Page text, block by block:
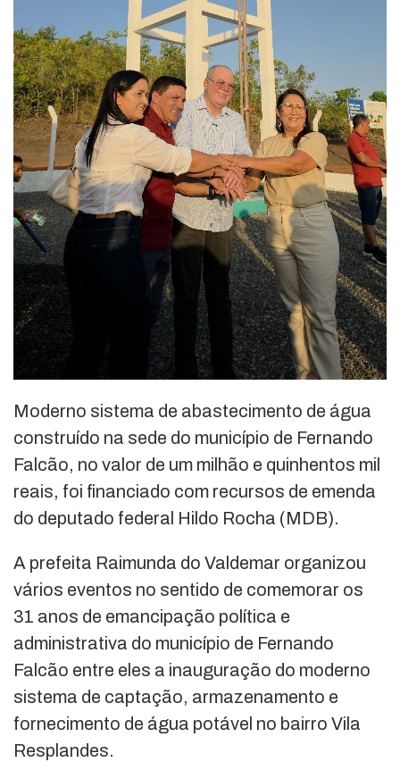
Moderno sistema de abastecimento de água
construído na sede do município de Fernando
Falcão, no valor de um milhão e quinhentos mil
reais, foi financiado com recursos de emenda
do deputado federal Hildo Rocha (MDB).
A prefeita Raimunda do Valdemar organizou
vários eventos no sentido de comemorar os
31 anos de emancipação política e
administrativa do município de Fernando
Falcão entre eles a inauguração do moderno
sistema de captação, armazenamento e
fornecimento de água potável no bairro Vila
Resplandes.